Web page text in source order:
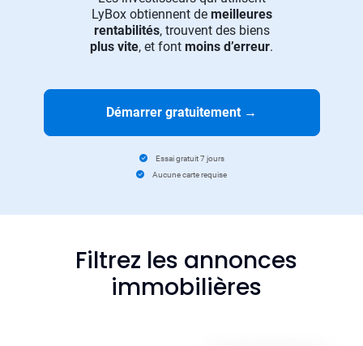
LyBox obtiennent de meilleures
rentabilités, trouvent des biens
plus vite, et font moins d’erreur.
Démarrer gratuitement →
Essai gratuit 7 jours
Aucune carte requise
Filtrez les annonces
immobilières